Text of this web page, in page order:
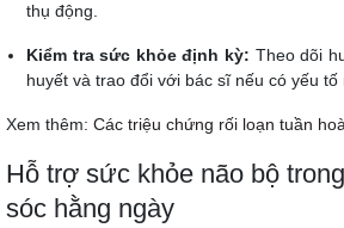
thụ động.
Kiểm tra sức khỏe định kỳ: Theo dõi
huyết và trao đổi với bác sĩ nếu có yếu tố
Xem thêm: Các triệu chứng rối loạn tuần
Hỗ trợ sức khỏe não bộ
sóc hằng ngày